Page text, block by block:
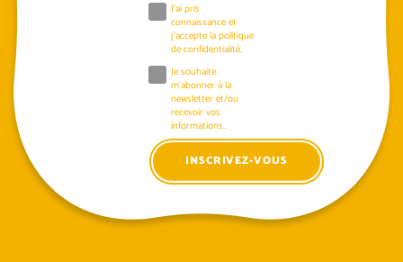
J'ai pris
connaissance et
j'accepte lapolitique
de confidentialité.
Je souhaite
m'abonner à la
newsletter et/ou
recevoir vos
informations..